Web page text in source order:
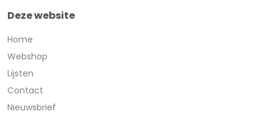
Deze website
Home
Webshop
Lijsten
Contact
Nieuwsbrief